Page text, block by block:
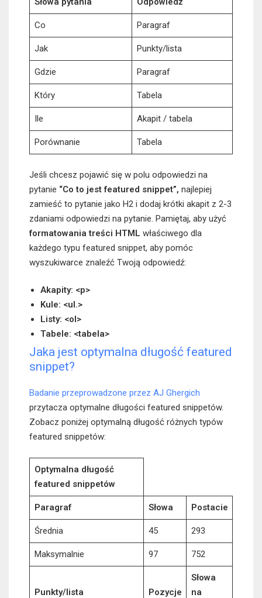
Co Paragraf
Jak Punkty/lista
Gdzie Paragraf
Który Tabela
Ile Akapit / tabela
Porównanie Tabela
Jeśli chcesz pojawić się w polu odpowiedzi na
pytanie “Co to jest featured snippet”, najlepiej
zamieść to pytanie jako H2 i dodaj krótki akapit z 2-3
zdaniami odpowiedzi na pytanie. Pamiętaj, aby użyć
formatowania treści HTML właściwego dla
każdego typu featured snippet, aby pomóc
wyszukiwarce znaleźć Twoją odpowiedź:
Akapity: <p>
Kule: <ul.>
Listy: <ol>
Tabele: <tabela>
Jaka jest optymalna długość featured
snippet?
Badanie przeprowadzone przez AJ Ghergich
przytacza optymalne długości featured snippetów.
Zobacz poniżej optymalną długość różnych typów
featured snippetów:
Optymalna długość
featured snippetów
Paragraf Słowa Postacie
Średnia 45 293
Maksymalnie 97 752
Punkty/lista Pozycje
Słowa
na